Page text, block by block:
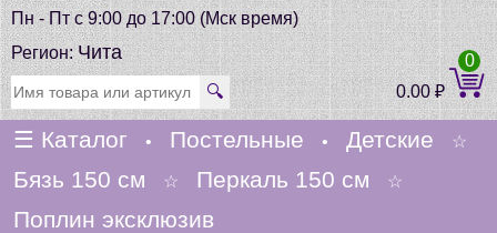
Пн - Пт с 9:00 до 17:00 (Мск время)
Регион:Чита
🔍 0.00₽
0
☰ Каталог • Постельные • Детские ☆
Бязь 150 см ☆ Перкаль 150 см ☆
Поплин эксклюзив